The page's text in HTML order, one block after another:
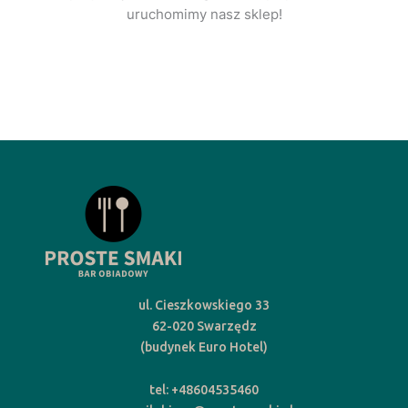
uruchomimy nasz sklep!
ul. Cieszkowskiego 33
62-020 Swarzędz
(budynek Euro Hotel)
tel: +48604535460